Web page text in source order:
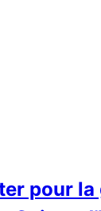
pour la